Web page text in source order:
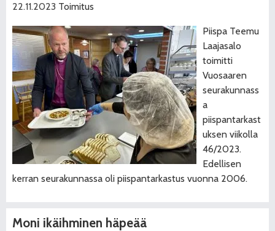
22.11.2023 Toimitus
Piispa Teemu
Laajasalo
toimitti
Vuosaaren
seurakunnass
a
piispantarkast
uksen viikolla
46/2023.
Edellisen
kerran seurakunnassa oli piispantarkastus vuonna 2006.
Moni ikäihminen häpeää